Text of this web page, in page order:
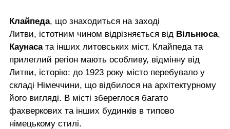
Клайпеда, що знаходиться на заході
Литви, істотним чином відрізняється від Вільнюса,
Каунаса та інших литовських міст. Клайпеда та
прилеглий регіон мають особливу, відмінну від
Литви, історію: до 1923 року місто перебувало у
складі Німеччини, що відбилося на архітектурному
його вигляді. В місті збереглося багато
фахверкових та інших будинків в типово
німецькому стилі.